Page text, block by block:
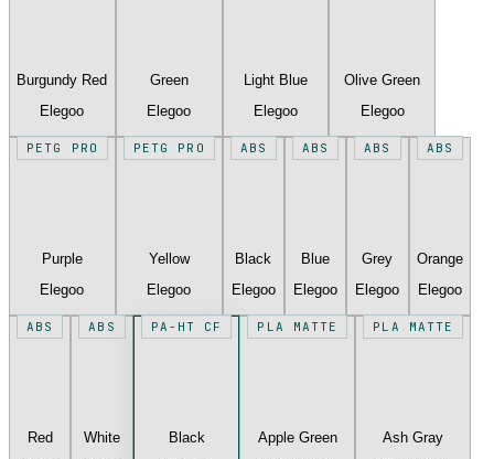
Burgundy Red
Elegoo
Green
Elegoo
Light Blue
Elegoo
Olive Green
Elegoo
PETG PRO
Purple
Elegoo
PETG PRO
Yellow
Elegoo
ABS
Black
Elegoo
ABS
Blue
Elegoo
ABS
Grey
Elegoo
ABS
Orange
Elegoo
ABS
Red
ABS
White
PA-HT CF
Black
PLA MATTE
Apple Green
PLA MATTE
Ash Gray